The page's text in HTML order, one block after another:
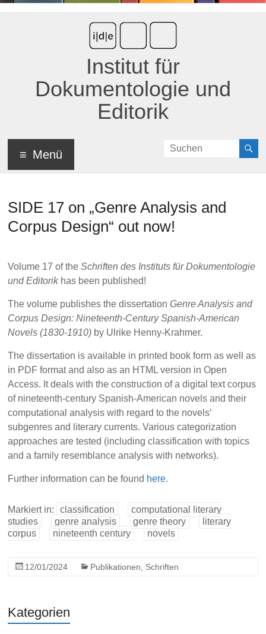
Institut für
Dokumentologie und
Editorik
Menü
SIDE 17 on „Genre Analysis and
Corpus Design“ out now!
Volume 17 of theSchriften des Instituts für Dokumentologie
und Editorikhas been published!
The volume publishes the dissertationGenre Analysis and
Corpus Design: Nineteenth-Century Spanish-American
Novels (1830-1910) by Ulrike Henny-Krahmer.
The dissertation is available in printed book form as well as
in PDF format and also as an HTML version in Open
Access. It deals with the construction of a digital text corpus
of nineteenth-century Spanish-American novels and their
computational analysis with regard to the novels‘
subgenres and literary currents. Various categorization
approaches are tested (including classification with topics
and a family resemblance analysis with networks).
Further information can be found here.
Markiert in: classification
computational literary
studies
genre analysis genre theory
literary
corpus
nineteenth century novels
12/01/2024 Publikationen Schriften
Kategorien